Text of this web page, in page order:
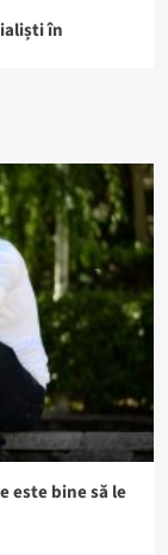
în
este bine să le